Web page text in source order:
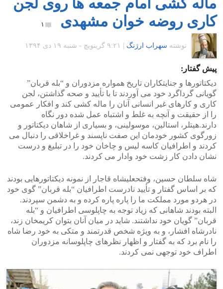
کاری روضه خوان مشهدی
۱
نوشته سهراب ارژنگ ۹:۲۱ گرينويچ - شنبه ۱۹ دی ۱۳۹۴
پیش گفتار:
دیکتاتورها و جنایتکاران تاریخ همواره مزدوران و “بله قربان”
گویانی گرداگرد خود می آوردند تا با تأیید و صحه گذاشتن، لجن
کاری و کارهای غیر انسانی آنان را ماله کشی کند و افکار عمومی
را از حقیقت و آنچه به غلط و اشتباه عمل شده دور نگاه
دارند.هیتلر، استالین، موسولینی، و بسیاری از شاهان دیکتاتور و
زورگوی کشور خودمان این صفت ناپسند و غراخلاقی را دنبال می
کردند و اطرافیان کاسه لیس و چاخان خود را در تبلیغ و درست
نشان دادن کار زشت خود وادار می کردند.
شاه سلطان حسین، وفتحعلیشاه قاجار از نمونه دیکتاتورهایی بودند
که بر اساس گفتار و تأیید نادرست اطرافیان “بله قربان” گوی خود
در هردو مورد مملکت ما را پاره پاره کرده و به دشمن سپردند.
البته بودند شاهانی که زیاد توجه به چاپلوسی اطرافیان و “بله
قربان” گویان خود نداشتند. شاید در میان آنان بتوان کریمخان زند،
نادرشاه افشار، و به ویژه شخص قدرتمند و متکی به خود رضا شاه
را نام برد که به گفتار و اظهار نظرهای چاپلوسانه مزدوران
اطراف خود توجهی نمی کردند.